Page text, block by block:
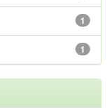
1
1